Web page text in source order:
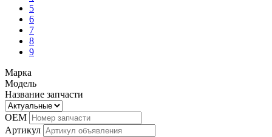
5
6
7
8
9
Марка
Модель
Название запчасти
OEM
Артикул